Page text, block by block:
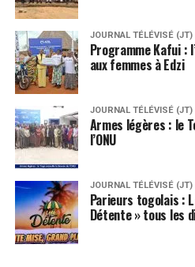
JOURNAL TÉLÉVISÉ (JT)
Programme Kafui :
aux femmes à Edzi
JOURNAL TÉLÉVISÉ (JT)
Armes légères : le
l’ONU
JOURNAL TÉLÉVISÉ (JT)
Parieurs togolais :
Détente » tous les